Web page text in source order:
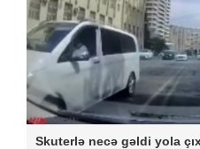
Skuterlə necə gəldi yola